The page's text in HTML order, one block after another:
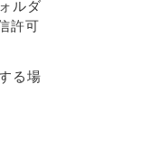
ルダ
許可
る場